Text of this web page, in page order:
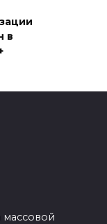
в
массовой